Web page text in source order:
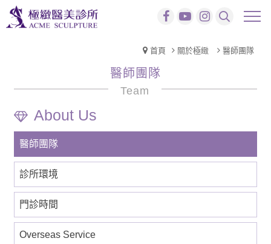
首頁 關於極緻 醫師團隊
醫師團隊
Team
醫師團隊
診所環境
門診時間
Overseas Service